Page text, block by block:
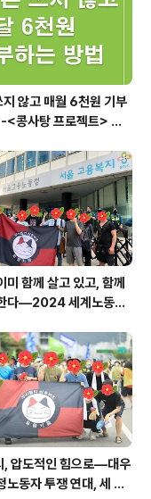
지 않고 매월 6천원 기부
<콩사탕 프로젝트> 안
미 함께 살고 있고, 함께
다―2024 세계노동절
, 압도적인 힘으로―대우
노동자 투쟁 연대, 세 번